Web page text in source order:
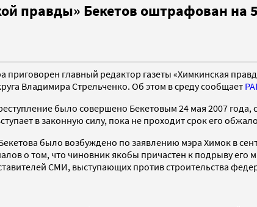
правды» Бекетов оштрафован на
приговорен главный редактор газеты «Химкинская
Владимира Стрельченко. Об этом в среду сообщает
было совершено Бекетовым 24 мая 2007
в законную силу, пока не проходит срок его
было возбуждено по заявлению мэра Химок в
о том, что чиновник якобы причастен к подрыву
СМИ, выступающих против строительства